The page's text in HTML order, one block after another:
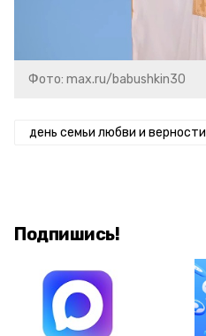
Фото: max.ru/babushkin30
день семьи любви и верности
Подпишись!